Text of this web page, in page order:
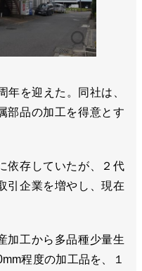
を迎えた。同社は、
部品の加工を得意とす
依存していたが、２代
引企業を増やし、現在
加工から多品種少量生
程度の加工品を、１